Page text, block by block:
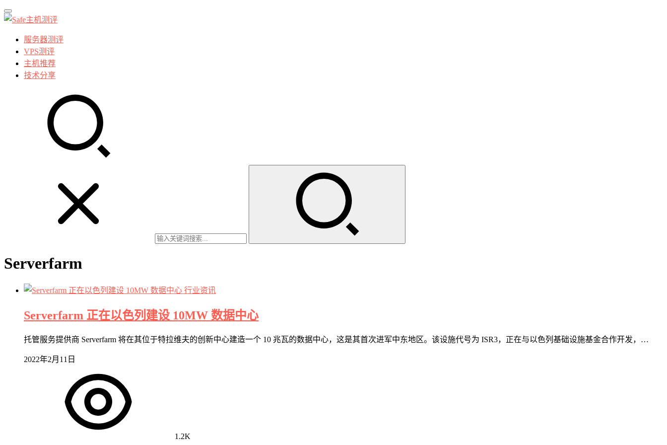
服务器测评
VPS测评
主机推荐
技术分享
Serverfarm
行业资讯
Serverfarm 正在以色列建设 10MW 数据中心
托管服务提供商 Serverfarm 将在其位于特拉维夫的创新中心建造一个 10 兆瓦的数据中心，这是其首次进军中东地区。该设施代号为 ISR3，正在与以色列基础设施基金合作开发，…
2022年2月11日
1.2K